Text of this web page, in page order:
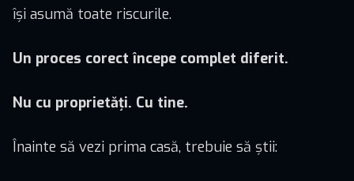
își asumă toate riscurile.
Un proces corect începe complet diferit.
Nu cu proprietăți. Cu tine.
Înainte să vezi prima casă, trebuie să știi: